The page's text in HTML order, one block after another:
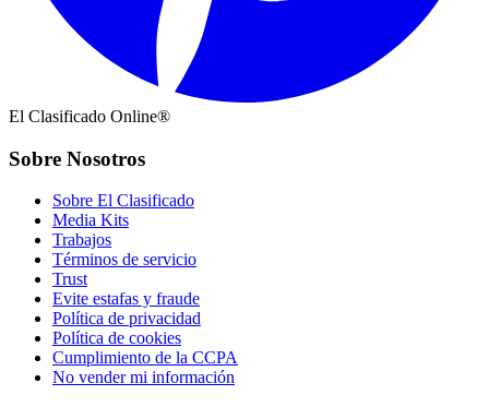
El Clasificado Online®
Sobre Nosotros
Sobre El Clasificado
Media Kits
Trabajos
Términos de servicio
Trust
Evite estafas y fraude
Política de privacidad
Política de cookies
Cumplimiento de la CCPA
No vender mi información